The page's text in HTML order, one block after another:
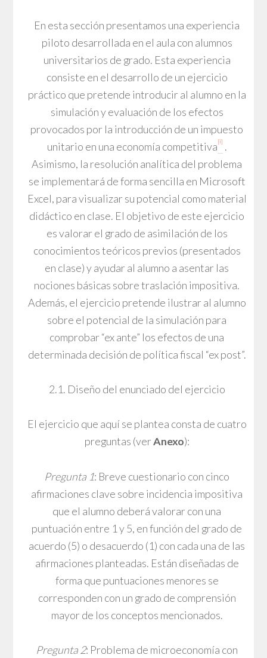
En esta sección presentamos una experiencia
piloto desarrollada en el aula con alumnos
universitarios de grado. Esta experiencia
consiste en el desarrollo de un ejercicio
práctico que pretende introducir al alumno en la
simulación y evaluación de los efectos
provocados por la introducción de un impuesto
unitario en una economía competitiva[i] .
Asimismo, la resolución analítica del problema
se implementará de forma sencilla en Microsoft
Excel, para visualizar su potencial como material
didáctico en clase. El objetivo de este ejercicio
es valorar el grado de asimilación de los
conocimientos teóricos previos (presentados
en clase) y ayudar al alumno a asentar las
nociones básicas sobre traslación impositiva.
Además, el ejercicio pretende ilustrar al alumno
sobre el potencial de la simulación para
comprobar “ex ante” los efectos de una
determinada decisión de política fiscal “ex post”.
2.1. Diseño del enunciado del ejercicio
El ejercicio que aquí se plantea consta de cuatro
preguntas (verAnexo):
Pregunta 1: Breve cuestionario con cinco
afirmaciones clave sobre incidencia impositiva
que el alumno deberá valorar con una
puntuación entre 1 y 5, en función del grado de
acuerdo (5) o desacuerdo (1) con cada una de las
afirmaciones planteadas. Están diseñadas de
forma que puntuaciones menores se
corresponden con un grado de comprensión
mayor de los conceptos mencionados.
Pregunta 2: Problema de microeconomía con